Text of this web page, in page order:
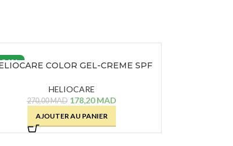
34%
COLOR GEL-CREME SPF
HELIOCARE
270,00MAD 178,20MAD
AJOUTER AU PANIER